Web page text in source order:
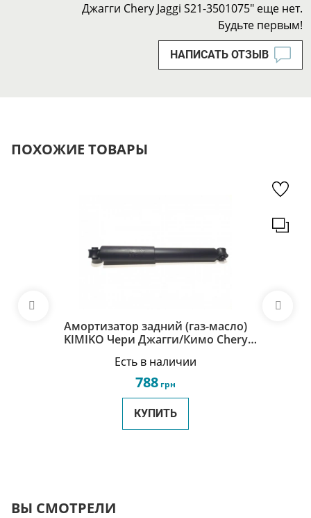
Джагги Chery Jaggi S21-3501075" еще нет.
Будьте первым!
НАПИСАТЬ ОТЗЫВ
ПОХОЖИЕ ТОВАРЫ
Амортизатор задний (газ-масло)
KIMIKO Чери Джагги/Кимо Chery
Есть в наличии
788 грн
КУПИТЬ
ВЫ СМОТРЕЛИ